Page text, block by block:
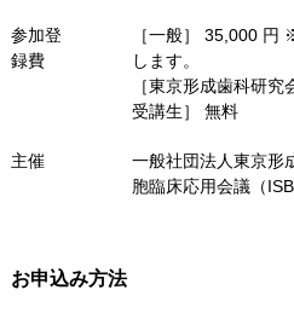
参加登
録費
［一般］ 35,000 円
します。
［東京形成歯科研
受講生］ 無料
主催
一般社団法人東京形
胞臨床応用会議（
お申込み方法